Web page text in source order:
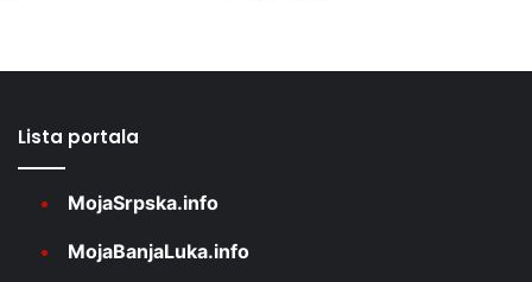
Lista portala
MojaSrpska.info
MojaBanjaLuka.info